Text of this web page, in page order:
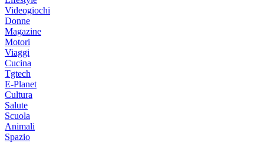
Videogiochi
Donne
Magazine
Motori
Viaggi
Cucina
Tgtech
E-Planet
Cultura
Salute
Scuola
Animali
Spazio